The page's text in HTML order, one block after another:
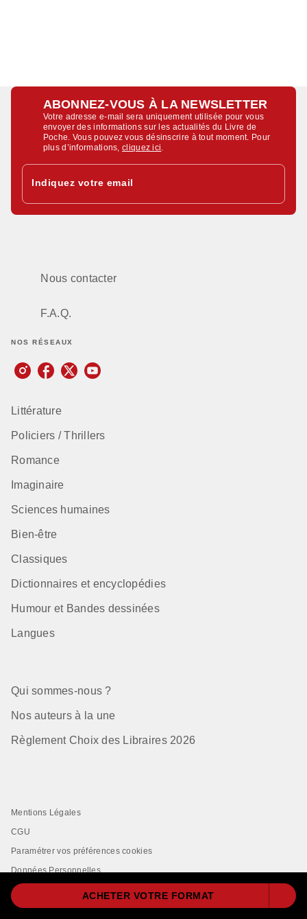
ACHETER VOTRE FORMAT
ABONNEZ-VOUS À LA NEWSLETTER
Votre adresse e-mail sera uniquement utilisée pour vous
envoyer des informations sur les actualités du Livre de
Poche. Vous pouvez vous désinscrire à tout moment. Pour
plus d’informations,cliquez ici.
Indiquez votre email
Nous contacter
F.A.Q.
NOS RÉSEAUX
Littérature
Policiers / Thrillers
Romance
Imaginaire
Sciences humaines
Bien-être
Classiques
Dictionnaires et encyclopédies
Humour et Bandes dessinées
Langues
Qui sommes-nous ?
Nos auteurs à la une
Règlement Choix des Libraires 2026
Mentions Légales
CGU
Paramétrer vos préférences cookies
Données Personnelles
Charte de Référencement